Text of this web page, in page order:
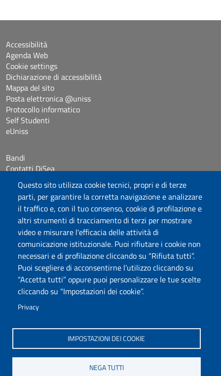
Questo sito utilizza cookie tecnici, propri e di terze
parti, per garantire la corretta navigazione e analizzare
il traffico e, con il tuo consenso, cookie di profilazione e
altri strumenti di tracciamento di terzi per mostrare
video e misurare l'efficacia delle attività di
comunicazione istituzionale. Puoi rifiutare i cookie non
necessari e di profilazione cliccando su “Rifiuta tutti”.
Puoi scegliere di acconsentirne l’utilizzo cliccando su
“Accetta tutti” oppure puoi personalizzare le tue scelte
cliccando su “Impostazioni dei cookie”.
Privacy
IMPOSTAZIONI DEI COOKIE
NEGA TUTTI
Università degli Studi di Sassari
Dipartimento di Scienze Economiche e Aziendali
Via Muroni 25, 07100 Sassari
Tel: +39 079 213001
Fax: +39 079 213002
E-mail: disea@uniss.it
Coordinate GPS
Accessibilità
Agenda Web
Cookie settings
Dichiarazione di accessibilità
Mappa del sito
Posta elettronica @uniss
Protocollo informatico
Self Studenti
eUniss
Bandi
Contatti DiSea
Occupazione giornaliera aule
Prenotazione Sala riunioni
Seguici su